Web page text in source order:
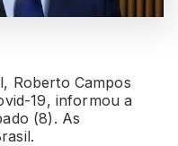
Roberto Campos
19, informou a
(8). As